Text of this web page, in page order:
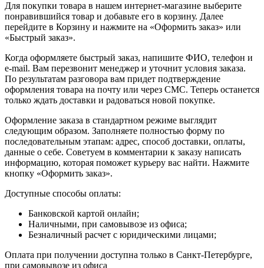
Для покупки товара в нашем интернет-магазине выберите
понравившийся товар и добавьте его в корзину. Далее
перейдите в Корзину и нажмите на «Оформить заказ» или
«Быстрый заказ».
Когда оформляете быстрый заказ, напишите ФИО, телефон и
e-mail. Вам перезвонит менеджер и уточнит условия заказа.
По результатам разговора вам придет подтверждение
оформления товара на почту или через СМС. Теперь останется
только ждать доставки и радоваться новой покупке.
Оформление заказа в стандартном режиме выглядит
следующим образом. Заполняете полностью форму по
последовательным этапам: адрес, способ доставки, оплаты,
данные о себе. Советуем в комментарии к заказу написать
информацию, которая поможет курьеру вас найти. Нажмите
кнопку «Оформить заказ».
Доступные способы оплаты:
Банковской картой онлайн;
Наличными, при самовывозе из офиса;
Безналичный расчет с юридическими лицами;
Оплата при получении доступна только в Санкт-Петербурге,
при самовывозе из офиса